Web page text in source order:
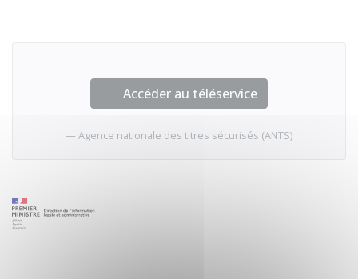
Accéder au téléservice
Agence nationale des titres sécurisés (ANTS)